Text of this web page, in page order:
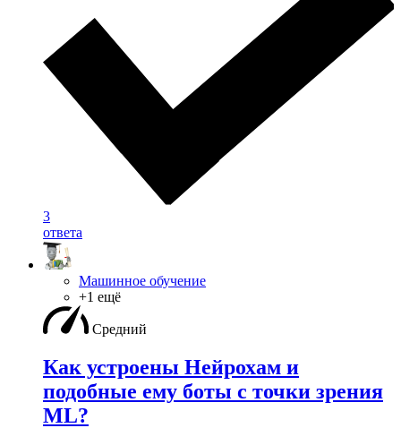
3
ответа
Машинное обучение
+1 ещё
Средний
Как устроены Нейрохам и
подобные ему боты с точки зрения
ML?